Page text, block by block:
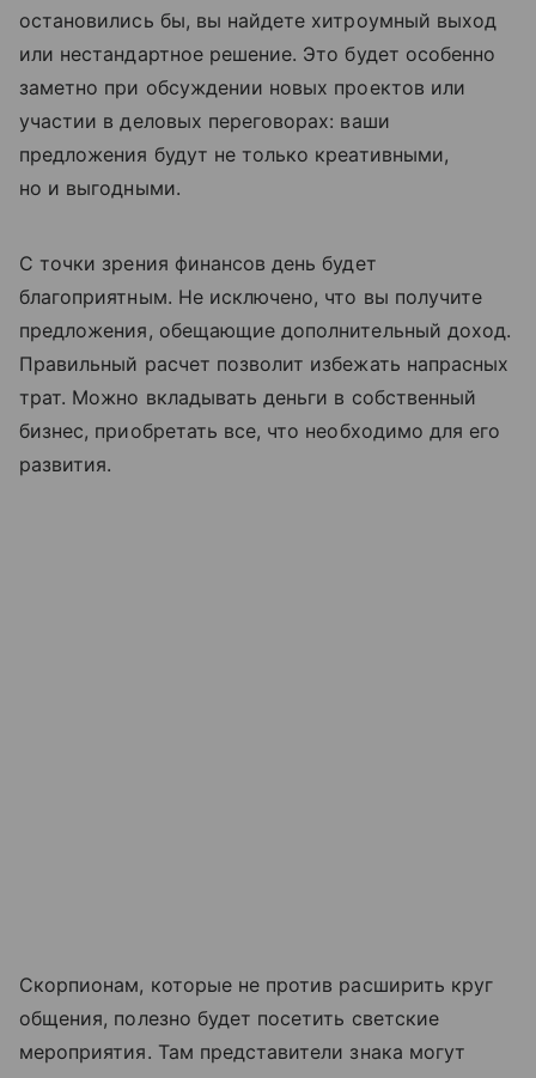
остановились бы, вы найдете хитроумный выход
или нестандартное решение. Это будет особенно
заметно при обсуждении новых проектов или
участии в деловых переговорах: ваши
предложения будут не только креативными,
но и выгодными.
С точки зрения финансов день будет
благоприятным. Не исключено, что вы получите
предложения, обещающие дополнительный доход.
Правильный расчет позволит избежать напрасных
трат. Можно вкладывать деньги в собственный
бизнес, приобретать все, что необходимо для его
развития.
Скорпионам, которые не против расширить круг
общения, полезно будет посетить светские
мероприятия. Там представители знака могут